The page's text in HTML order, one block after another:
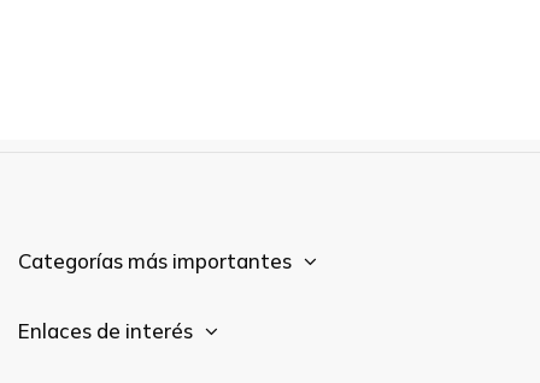
Categorías más importantes
Enlaces de interés